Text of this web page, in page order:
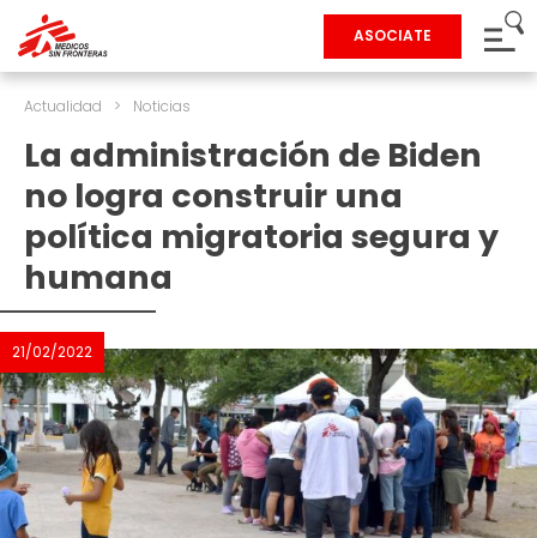
ASOCIATE
Actualidad > Noticias
La administración de Biden
no logra construir una
política migratoria segura y
humana
21/02/2022